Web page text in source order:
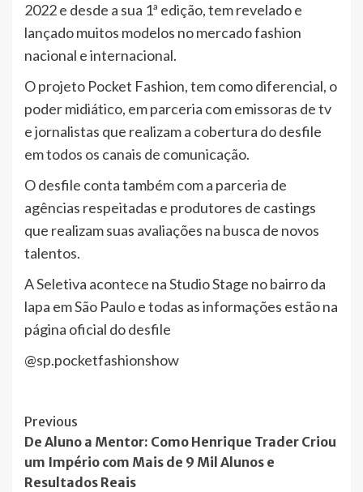
2022 e desde a sua 1ª edição, tem revelado e
lançado muitos modelos no mercado fashion
nacional e internacional.
O projeto Pocket Fashion, tem como diferencial, o
poder midiático, em parceria com emissoras de tv
e jornalistas que realizam a cobertura do desfile
em todos os canais de comunicação.
O desfile conta também com a parceria de
agências respeitadas e produtores de castings
que realizam suas avaliações na busca de novos
talentos.
A Seletiva acontece na Studio Stage no bairro da
lapa em São Paulo e todas as informações estão na
página oficial do desfile
@sp.pocketfashionshow
Post
Navigation
Previous
De Aluno a Mentor: Como Henrique Trader Criou
um Império com Mais de 9 Mil Alunos e
Resultados Reais